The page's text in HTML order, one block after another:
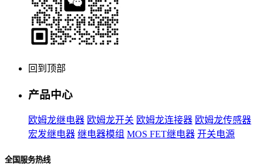
回到顶部
产品中心
欧姆龙继电器 欧姆龙开关 欧姆龙连接器 欧姆龙传感器
宏发继电器 继电器模组 MOS FET继电器 开关电源
全国服务热线